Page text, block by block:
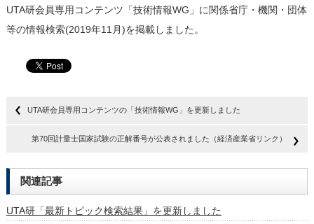
UTA研会員専用コンテンツ「技術情報WG」に関係省庁・機関・団体
等の情報検索(2019年11月)を掲載しました。
UTA研会員専用コンテンツの「技術情報WG」を更新しました
第70回計量士国家試験の正解番号が公表されました（経済産業省リンク）
関連記事
UTA研「最新トピック検索結果」を更新しました